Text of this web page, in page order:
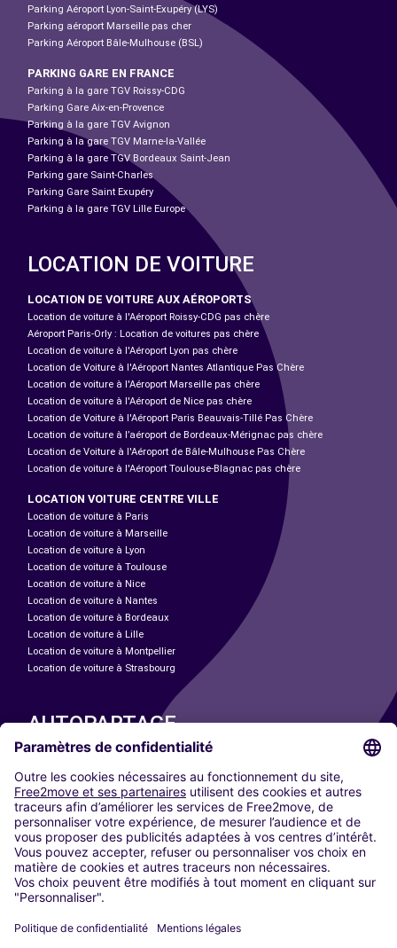
Parking Aéroport Lyon-Saint-Exupéry (LYS)
Parking aéroport Marseille pas cher
Parking Aéroport Bâle-Mulhouse (BSL)
PARKING GARE EN FRANCE
Parking à la gare TGV Roissy-CDG
Parking Gare Aix-en-Provence
Parking à la gare TGV Avignon
Parking à la gare TGV Marne-la-Vallée
Parking à la gare TGV Bordeaux Saint-Jean
Parking gare Saint-Charles
Parking Gare Saint Exupéry
Parking à la gare TGV Lille Europe
LOCATION DE VOITURE
LOCATION DE VOITURE AUX AÉROPORTS
Location de voiture à l'Aéroport Roissy-CDG pas chère
Aéroport Paris-Orly : Location de voitures pas chère
Location de voiture à l'Aéroport Lyon pas chère
Location de Voiture à l'Aéroport Nantes Atlantique Pas Chère
Location de voiture à l'Aéroport Marseille pas chère
Location de voiture à l'Aéroport de Nice pas chère
Location de Voiture à l'Aéroport Paris Beauvais-Tillé Pas Chère
Location de voiture à l’aéroport de Bordeaux-Mérignac pas chère
Location de Voiture à l'Aéroport de Bâle-Mulhouse Pas Chère
Location de voiture à l'Aéroport Toulouse-Blagnac pas chère
LOCATION VOITURE CENTRE VILLE
Location de voiture à Paris
Location de voiture à Marseille
Location de voiture à Lyon
Location de voiture à Toulouse
Location de voiture à Nice
Location de voiture à Nantes
Location de voiture à Bordeaux
Location de voiture à Lille
Location de voiture à Montpellier
Location de voiture à Strasbourg
AUTOPARTAGE
Paris
Madrid
Washington DC
Milan
Rome
Turin
Vienne
Berlin
Düsseldorf